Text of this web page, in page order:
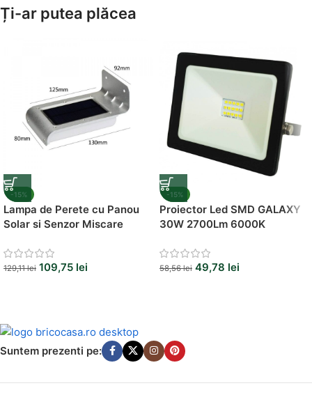
Suporți Hârtie Igenică
Ți-ar putea plăcea
-15%
Lampa de Perete cu Panou
Solar si Senzor Miscare
129,11lei 109,75 lei
-15%
Proiector Led SMD GALAXY
30W 2700Lm 6000K
58,56lei 49,78 lei
Suntem prezenti pe: